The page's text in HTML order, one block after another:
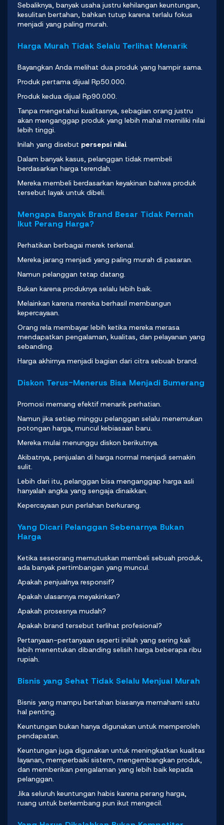
Sebaliknya, banyak usaha justru kehilangan keuntungan,
kesulitan bertahan, bahkan tutup karena terlalu fokus
menjadi yang paling murah.
Harga Murah Tidak Selalu Terlihat Menarik
Bayangkan Anda melihat dua produk yang hampir sama.
Produk pertama dijual Rp50.000.
Produk kedua dijual Rp90.000.
Tanpa mengetahui kualitasnya, sebagian orang justru
akan menganggap produk yang lebih mahal memiliki nilai
lebih tinggi.
Inilah yang disebut persepsi nilai.
Dalam banyak kasus, pelanggan tidak membeli
berdasarkan harga terendah.
Mereka membeli berdasarkan keyakinan bahwa produk
tersebut layak untuk dibeli.
Mengapa Banyak Brand Besar Tidak Pernah
Ikut Perang Harga?
Perhatikan berbagai merek terkenal.
Mereka jarang menjadi yang paling murah di pasaran.
Namun pelanggan tetap datang.
Bukan karena produknya selalu lebih baik.
Melainkan karena mereka berhasil membangun
kepercayaan.
Orang rela membayar lebih ketika mereka merasa
mendapatkan pengalaman, kualitas, dan pelayanan yang
sebanding.
Harga akhirnya menjadi bagian dari citra sebuah brand.
Diskon Terus-Menerus Bisa Menjadi Bumerang
Promosi memang efektif menarik perhatian.
Namun jika setiap minggu pelanggan selalu menemukan
potongan harga, muncul kebiasaan baru.
Mereka mulai menunggu diskon berikutnya.
Akibatnya, penjualan di harga normal menjadi semakin
sulit.
Lebih dari itu, pelanggan bisa menganggap harga asli
hanyalah angka yang sengaja dinaikkan.
Kepercayaan pun perlahan berkurang.
Yang Dicari Pelanggan Sebenarnya Bukan
Harga
Ketika seseorang memutuskan membeli sebuah produk,
ada banyak pertimbangan yang muncul.
Apakah penjualnya responsif?
Apakah ulasannya meyakinkan?
Apakah prosesnya mudah?
Apakah brand tersebut terlihat profesional?
Pertanyaan-pertanyaan seperti inilah yang sering kali
lebih menentukan dibanding selisih harga beberapa ribu
rupiah.
Bisnis yang Sehat Tidak Selalu Menjual Murah
Bisnis yang mampu bertahan biasanya memahami satu
hal penting.
Keuntungan bukan hanya digunakan untuk memperoleh
pendapatan.
Keuntungan juga digunakan untuk meningkatkan kualitas
layanan, memperbaiki sistem, mengembangkan produk,
dan memberikan pengalaman yang lebih baik kepada
pelanggan.
Jika seluruh keuntungan habis karena perang harga,
ruang untuk berkembang pun ikut mengecil.